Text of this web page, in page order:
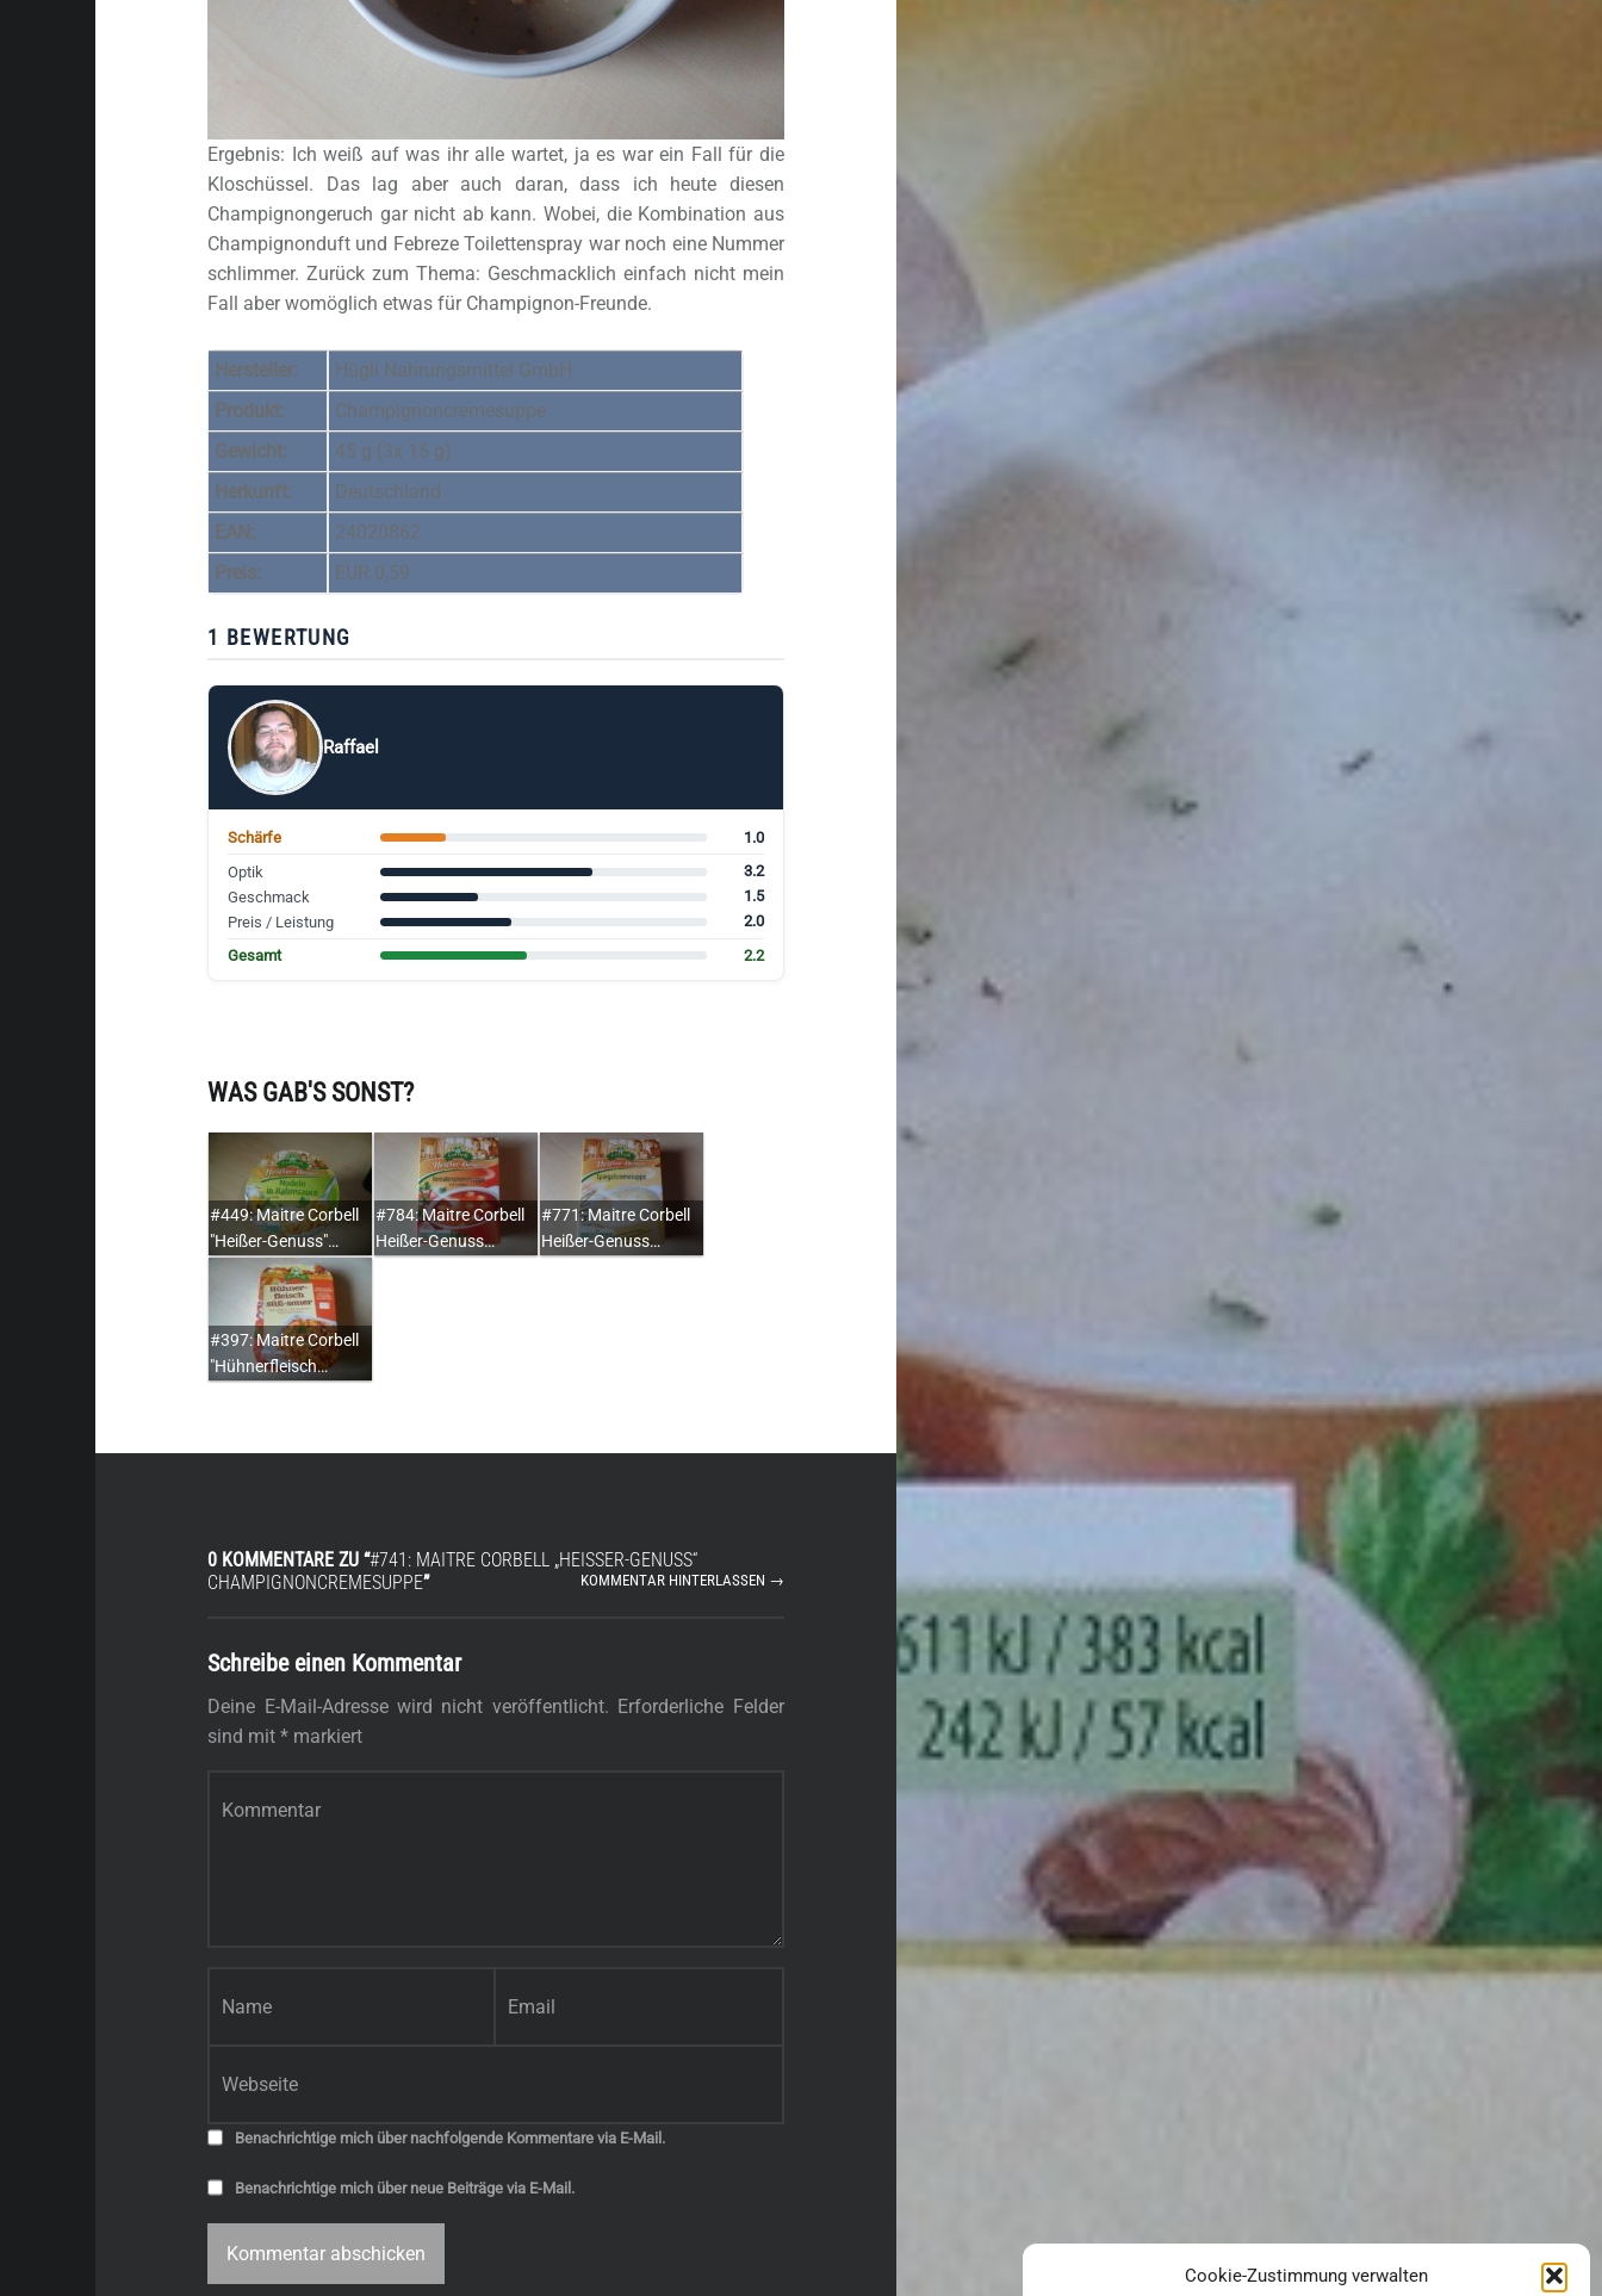
Cookie-Zustimmung verwalten
Ergebnis: Ich weiß auf was ihr alle wartet, ja es war ein Fall für die
Kloschüssel. Das lag aber auch daran, dass ich heute diesen
Champignongeruch gar nicht ab kann. Wobei, die Kombination aus
Champignonduft und Febreze Toilettenspray war noch eine Nummer
schlimmer. Zurück zum Thema: Geschmacklich einfach nicht mein
Fall aber womöglich etwas für Champignon-Freunde.
Hersteller:
Hügli Nahrungsmittel GmbH
Produkt:
Champignoncremesuppe
Gewicht:
45 g (3x 15 g)
Herkunft:
Deutschland
EAN:
24020862
Preis:
EUR 0,59
1 BEWERTUNG
Raffael
Schärfe
1.0
Optik
3.2
Geschmack
1.5
Preis / Leistung
2.0
Gesamt
2.2
WAS GAB'S SONST?
#449: Maitre Corbell
"Heißer-Genuss"…
#784: Maitre Corbell
Heißer-Genuss…
#771: Maitre Corbell
Heißer-Genuss…
#397: Maitre Corbell
"Hühnerfleisch…
0 KOMMENTARE ZU “#741: MAITRE CORBELL „HEISSER-GENUSS“ C
HAMPIGNONCREMESUPPE ” KOMMENTAR HINTERLASSEN →
Schreibe einen Kommentar
Deine E-Mail-Adresse wird nicht veröffentlicht. Erforderliche Felder
sind mit* markiert
Benachrichtige mich über nachfolgende Kommentare via E-Mail.
Benachrichtige mich über neue Beiträge via E-Mail.